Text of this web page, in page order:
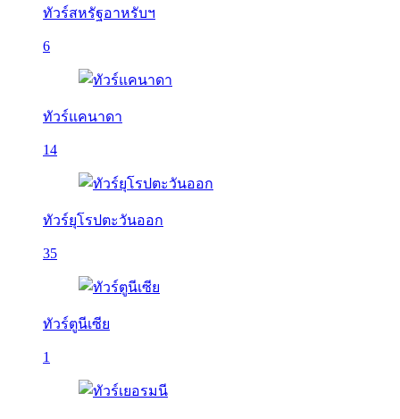
ทัวร์สหรัฐอาหรับฯ
6
ทัวร์แคนาดา
14
ทัวร์ยุโรปตะวันออก
35
ทัวร์ตูนีเซีย
1